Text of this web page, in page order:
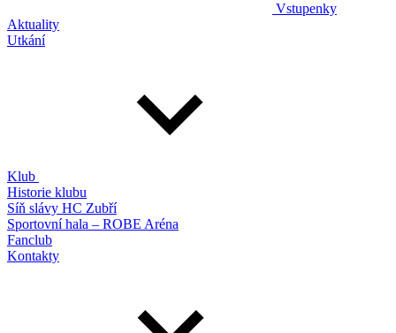
Vstupenky
Aktuality
Utkání
Klub
Historie klubu
Síň slávy HC Zubří
Sportovní hala – ROBE Aréna
Fanclub
Kontakty